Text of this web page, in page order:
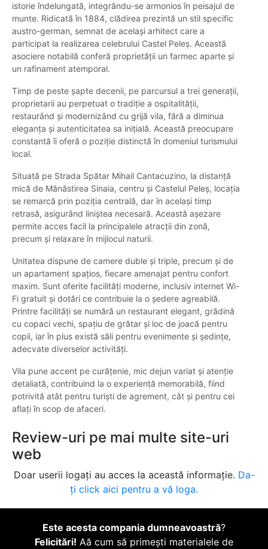
istorie îndelungată, integrându-se armonios în peisajul de
munte. Ridicată în 1884, clădirea prezintă un stil specific
austro-german, semnat de același arhitect care a
participat la realizarea celebrului Castel Peleș. Această
asociere notabilă conferă proprietății un farmec aparte și
un rafinament atemporal.
Timp de peste șapte decenii, pe parcursul a trei generații,
proprietarii au perpetuat o tradiție a ospitalității,
restaurând și modernizând cu grijă vila, fără a diminua
eleganța și autenticitatea sa inițială. Această preocupare
constantă îi oferă o poziție distinctă în domeniul turismului
local.
Situată pe Strada Spătar Mihail Cantacuzino, la distanță
mică de Mănăstirea Sinaia, centru și Castelul Peleș, locația
se remarcă prin poziția centrală, dar în același timp
retrasă, asigurând liniștea necesară. Această așezare
permite acces facil la principalele atracții din zonă,
precum și relaxare în mijlocul naturii.
Unitatea dispune de camere duble și triple, precum și de
un apartament spațios, fiecare amenajat pentru confort
maxim. Sunt oferite facilități moderne, inclusiv internet Wi-
Fi gratuit și dotări ce contribuie la o ședere agreabilă.
Printre facilități se numără un restaurant elegant, grădină
cu copaci vechi, spațiu de grătar și loc de joacă pentru
copii, iar în plus există săli pentru evenimente și ședințe,
adecvate diverselor activități.
Vila pune accent pe curățenie, mic dejun variat și atenție
detaliată, contribuind la o experiență memorabilă, fiind
potrivită atât pentru turiști de agrement, cât și pentru cei
aflați în scop de afaceri.
Review-uri pe mai multe site-uri
web
Doar userii logați au acces la această informație. Da-
ți click aici pentru a vă loga.
Este acesta compania dumneavoastră?
Felicitări! Aă cum să primești materialele de